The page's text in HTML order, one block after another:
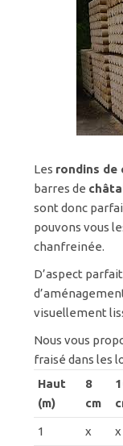
Les rondins de
barres de
sont donc
pouvons vous
chanfreinée.
D’aspect
visuellement
Nous vous
fraisé dans les
Haut
(m)
8
cm
1 x x